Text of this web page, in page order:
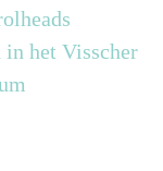
het Visscher